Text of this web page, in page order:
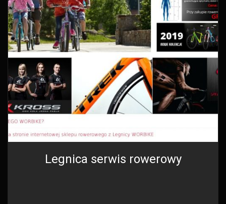
Legnica serwis rowerowy